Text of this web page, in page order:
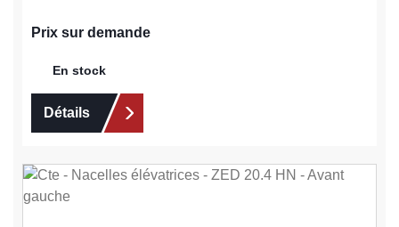
Prix sur demande
En stock
Détails